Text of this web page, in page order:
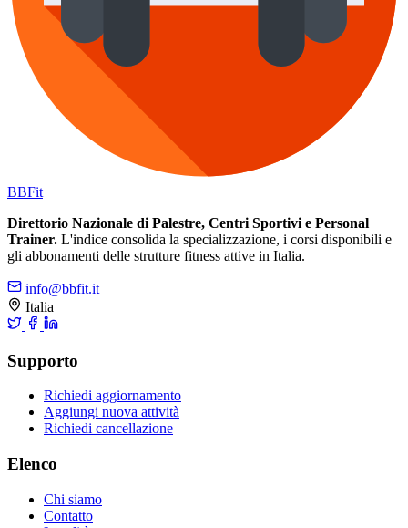
BBFit
Direttorio Nazionale di Palestre, Centri Sportivi e Personal
Trainer. L'indice consolida la specializzazione, i corsi disponibili e
gli abbonamenti delle strutture fitness attive in Italia.
info@bbfit.it
Italia
Supporto
Richiedi aggiornamento
Aggiungi nuova attività
Richiedi cancellazione
Elenco
Chi siamo
Contatto